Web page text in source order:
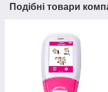
Подібні товари